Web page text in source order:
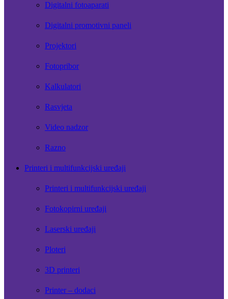
Digitalni fotoaparati
Digitalni promotivni paneli
Projektori
Fotopribor
Kalkulatori
Rasvjeta
Video nadzor
Razno
Printeri i multifunkcijski uređaji
Printeri i multifunkcijski uređaji
Fotokopirni uređaji
Laserski uređaji
Ploteri
3D printeri
Printer – dodaci